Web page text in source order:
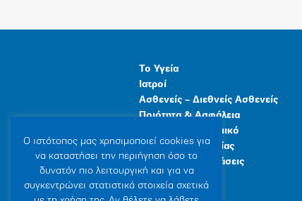
Το Υγεία
Ιατροί
Ασθενείς – Διεθνείς Ασθενείς
Ποιότητα & Ασφάλεια
Ανθρώπινο Δυναμικό
Προγράμματα Υγείας
Γενικές Εγκαταστάσεις
Ο ιστότοπoς μας χρησιμοποιεί cookies για
να καταστήσει την περιήγηση όσο το
δυνατόν πιο λειτουργική και για να
συγκεντρώνει στατιστικά στοιχεία σχετικά